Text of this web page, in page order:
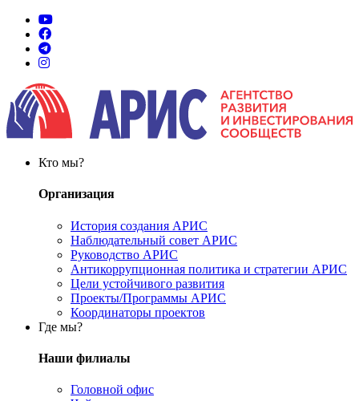
Кто мы?
Организация
История создания АРИС
Наблюдательный совет АРИС
Руководство АРИС
Антикоррупционная политика и стратегии АРИС
Цели устойчивого развития
Проекты/Программы АРИС
Координаторы проектов
Где мы?
Наши филиалы
Головной офис